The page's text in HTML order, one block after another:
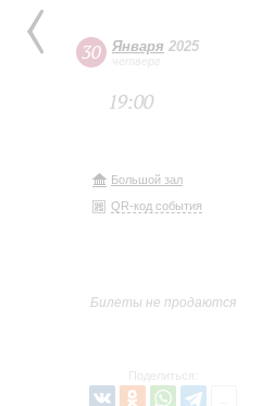
30 Января 2025
четверг
19:00
Большой зал
QR-код события
Билеты не продаются
Поделиться: